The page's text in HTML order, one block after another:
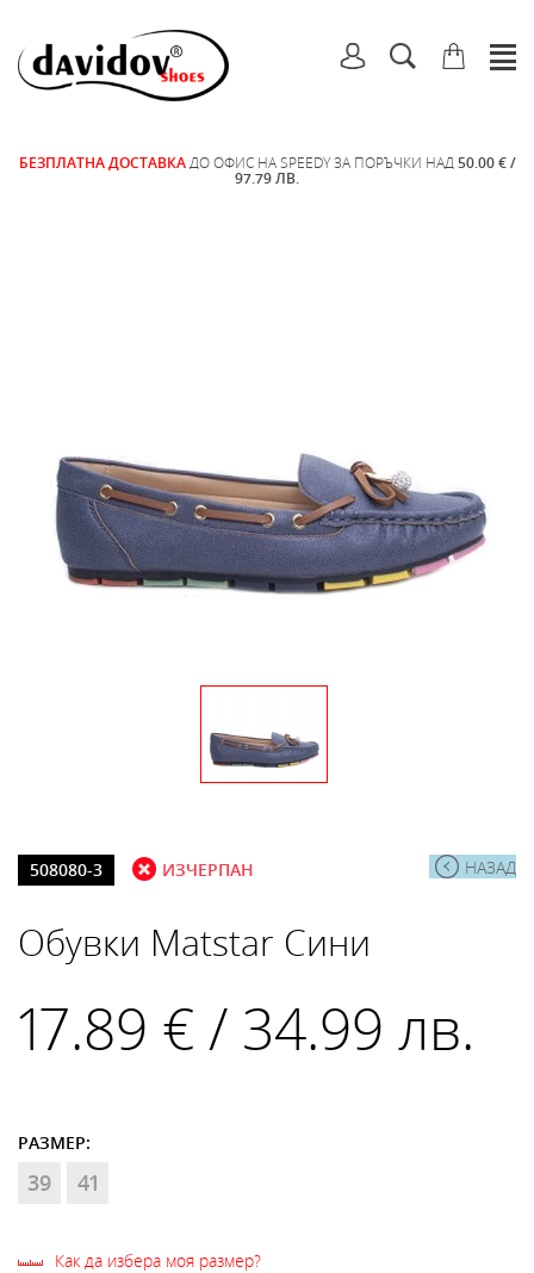
БЕЗПЛАТНА ДОСТАВКА ДО ОФИС НА SPEEDY ЗА ПОРЪЧКИ НАД 50.00 € /
97.79 ЛВ.
НАЗАД
508080-3 ИЗЧЕРПАН
Обувки Matstar Сини
17.89 € / 34.99 лв.
РАЗМЕР:
39 41
Как да избера моя размер?